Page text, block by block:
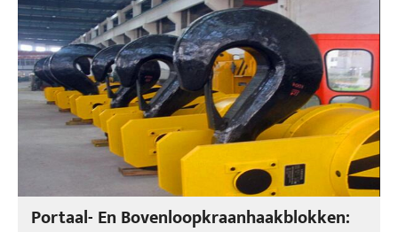
Portaal- En Bovenloopkraanhaakblokken: